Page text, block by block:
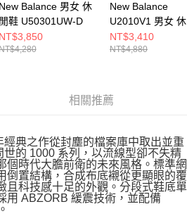
New Balance 男女 休
閒鞋 U50301UW-D
NT$3,850
New Balance
U2010V1 男女
U20106WB-D
NT$3,410
NT$4,880
相關推薦
典之作從封塵的檔案庫中取出並重
的 1000 系列，以流線型卻不失精
個時代大膽前衛的未來風格。標準網
倒置結構，合成布底襯從更顯眼的覆
且科技感十足的外觀。分段式鞋底單
用 ABZORB 緩震技術，並配備